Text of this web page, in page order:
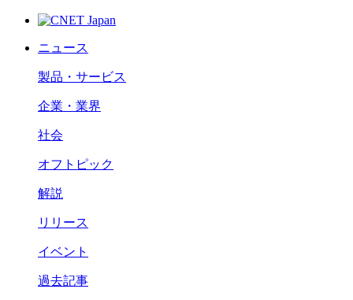
ニュース
製品・サービス
企業・業界
社会
オフトピック
解説
リリース
イベント
過去記事